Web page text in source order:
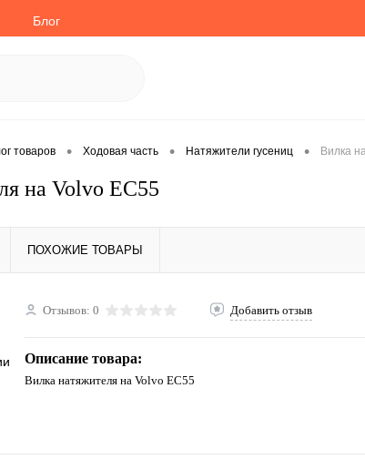
Блог
товаров • Ходовая часть • Натяжители гусениц • Вилка
на Volvo EC55
ПОХОЖИЕ ТОВАРЫ
Отзывов: 0 Добавить отзыв
Описание товара:
Вилка натяжителя на Volvo EC55